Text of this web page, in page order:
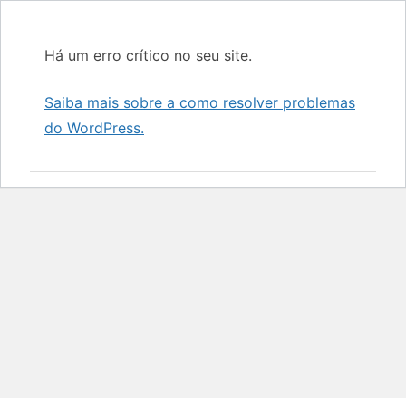
Há um erro crítico no seu site.
Saiba mais sobre a como resolver problemas
do WordPress.